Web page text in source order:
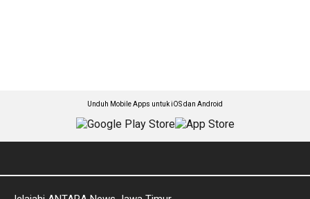
Unduh Mobile Apps untuk iOS dan Android